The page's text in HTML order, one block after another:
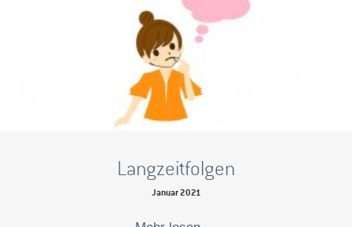
Langzeitfolgen
Januar 2021